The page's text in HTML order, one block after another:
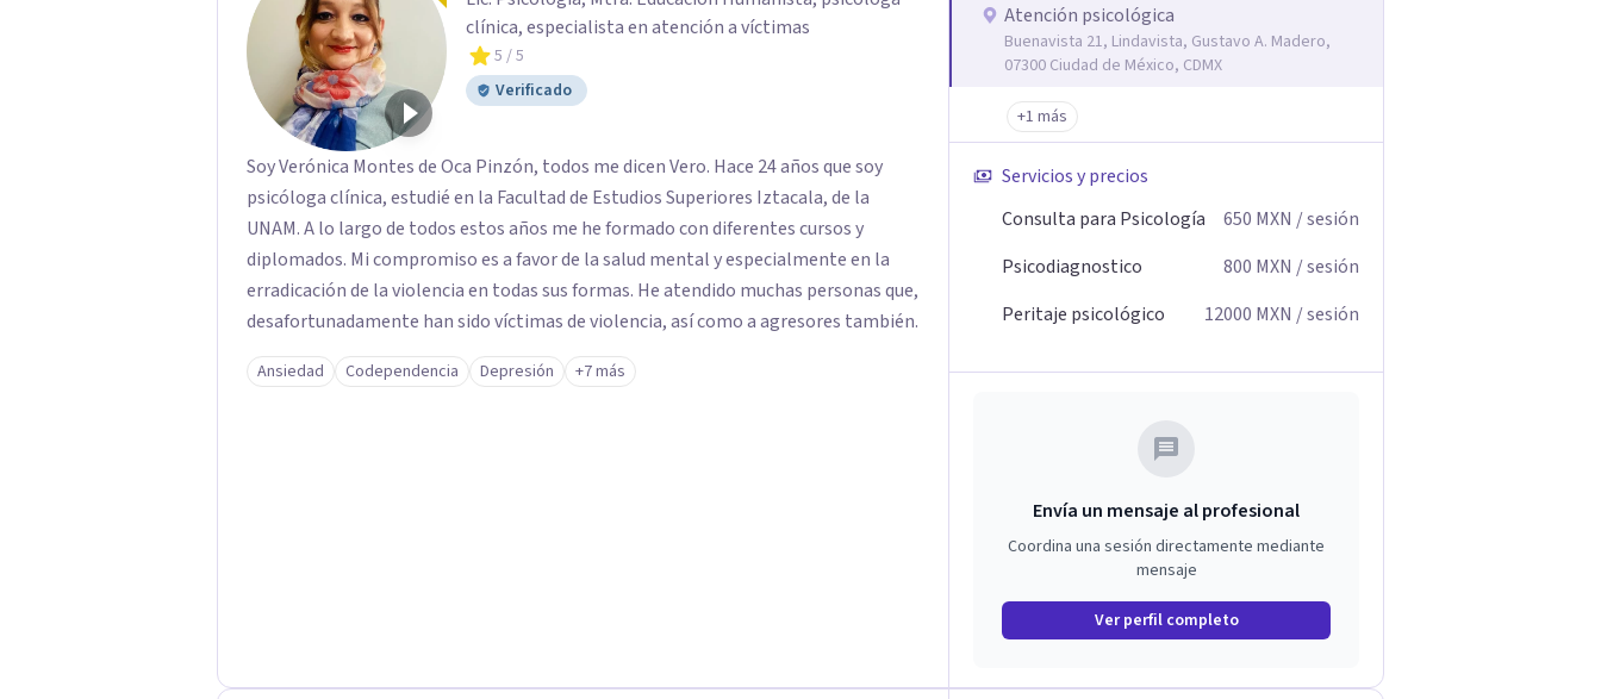
clínica, especialista en atención a víctimas
5 / 5
Verificado
Soy Verónica Montes de Oca Pinzón, todos me dicen Vero. Hace 24 años que soy
psicóloga clínica, estudié en la Facultad de Estudios Superiores Iztacala, de la
UNAM. A lo largo de todos estos años me he formado con diferentes cursos y
diplomados. Mi compromiso es a favor de la salud mental y especialmente en la
erradicación de la violencia en todas sus formas. He atendido muchas personas que,
desafortunadamente han sido víctimas de violencia, así como a agresores también.
Ansiedad Codependencia Depresión +7 más
Atención psicológica
Buenavista 21, Lindavista, Gustavo A. Madero,
07300 Ciudad de México, CDMX
+1 más
Servicios y precios
Consulta para Psicología
650 MXN / sesión
Psicodiagnostico
800 MXN / sesión
Peritaje psicológico
12000 MXN / sesión
Envía un mensaje al profesional
Coordina una sesión directamente mediante
mensaje
Ver perfil completo